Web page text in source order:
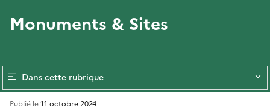
Monuments & Sites
Dans cette rubrique
Publié le11 octobre 2024